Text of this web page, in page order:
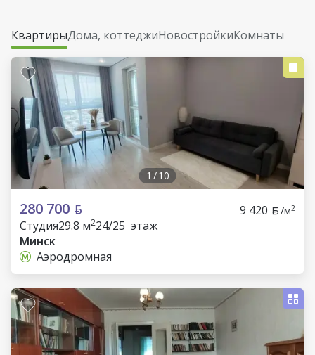
КвартирыДома, коттеджиНовостройкиКомнаты
1 /10
280 700 9 420 /м2
Студия29.8 м224/25 этаж
Минск
Аэродромная